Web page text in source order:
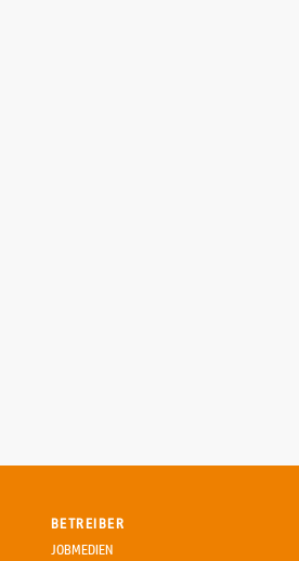
BETREIBER
JOBMEDIEN